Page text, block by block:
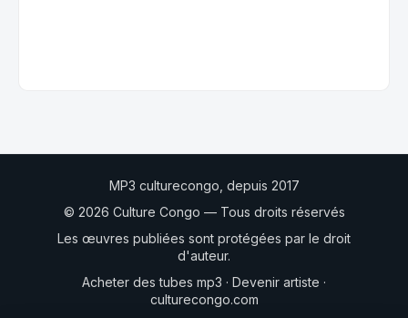
MP3 culturecongo, depuis 2017
© 2026 Culture Congo — Tous droits réservés
Les œuvres publiées sont protégées par le droit
d'auteur.
Acheter des tubes mp3 · Devenir artiste ·
culturecongo.com